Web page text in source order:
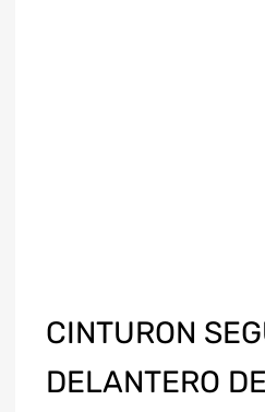
CINTURON
DELANTERO